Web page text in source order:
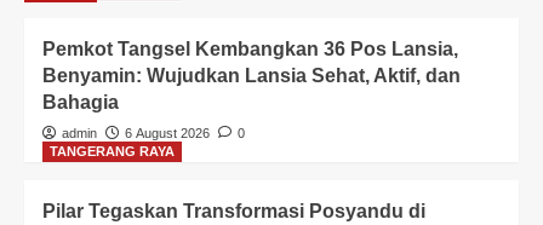
Pemkot Tangsel Kembangkan 36 Pos Lansia,
Benyamin: Wujudkan Lansia Sehat, Aktif, dan
Bahagia
admin 6 August 2026
0
TANGERANG RAYA
Pilar Tegaskan Transformasi Posyandu di